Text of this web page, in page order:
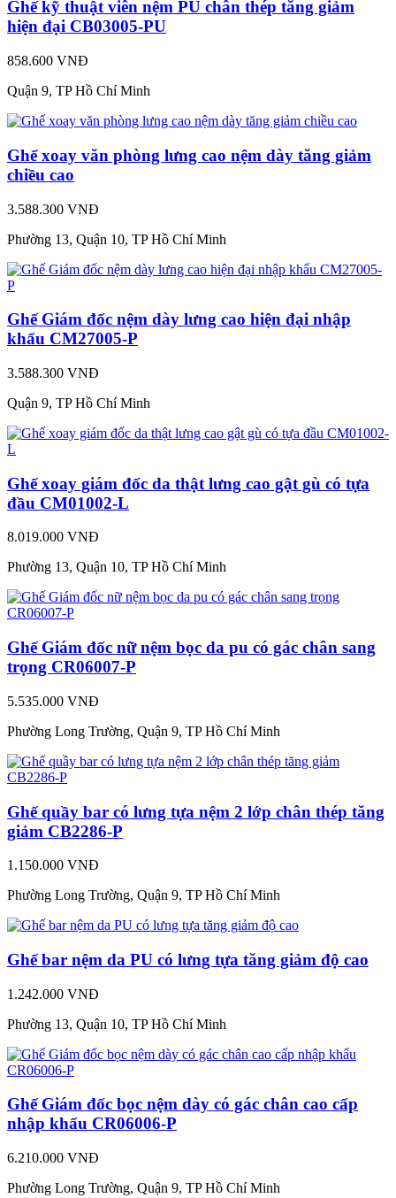
Ghế kỹ thuật viên nệm PU chân thép tăng giảm
hiện đại CB03005-PU
858.600 VNĐ
Quận 9, TP Hồ Chí Minh
Ghế xoay văn phòng lưng cao nệm dày tăng giảm
chiều cao
3.588.300 VNĐ
Phường 13, Quận 10, TP Hồ Chí Minh
Ghế Giám đốc nệm dày lưng cao hiện đại nhập
khẩu CM27005-P
3.588.300 VNĐ
Quận 9, TP Hồ Chí Minh
Ghế xoay giám đốc da thật lưng cao gật gù có tựa
đầu CM01002-L
8.019.000 VNĐ
Phường 13, Quận 10, TP Hồ Chí Minh
Ghế Giám đốc nữ nệm bọc da pu có gác chân sang
trọng CR06007-P
5.535.000 VNĐ
Phường Long Trường, Quận 9, TP Hồ Chí Minh
Ghế quầy bar có lưng tựa nệm 2 lớp chân thép tăng
giảm CB2286-P
1.150.000 VNĐ
Phường Long Trường, Quận 9, TP Hồ Chí Minh
Ghế bar nệm da PU có lưng tựa tăng giảm độ cao
1.242.000 VNĐ
Phường 13, Quận 10, TP Hồ Chí Minh
Ghế Giám đốc bọc nệm dày có gác chân cao cấp
nhập khẩu CR06006-P
6.210.000 VNĐ
Phường Long Trường, Quận 9, TP Hồ Chí Minh